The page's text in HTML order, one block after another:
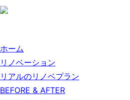
ホーム
リノベーション
リアルのリノベプラン
BEFORE & AFTER